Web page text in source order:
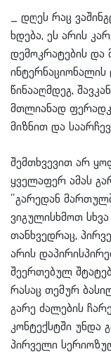
_ დღეს რაც
ხდება, ეს არის
დემოკრატების
ინტერნაციონალის
წინააღმდეგ,
მთლიანად
მიზნით და
შემთხვევით არ
ყველაფერ ამას
“გარედან
ვიგულისხმოთ
თანხვედრაც,
არის
შეერთებულ
რასაც თემურ
გარე ძალების
კონტექსტში უნდა
პირველი